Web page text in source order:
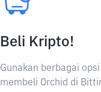
Beli Kripto!
Gunakan berbagai
membeli Orchid di